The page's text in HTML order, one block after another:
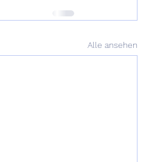
Alle ansehen